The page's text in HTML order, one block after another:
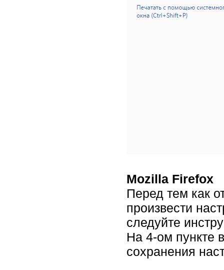
Mozilla Firefox
Перед тем как
произвести
следуйте
На 4-ом пункте
сохранения